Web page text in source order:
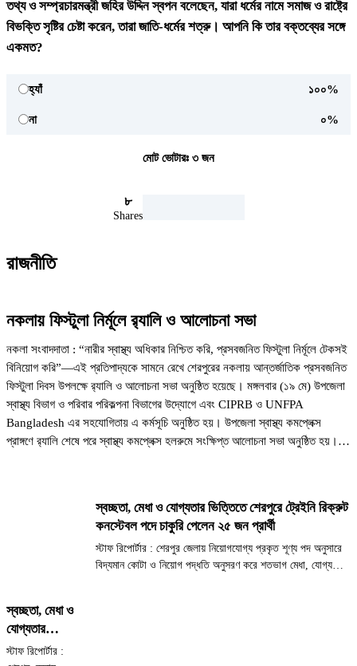
তথ্য ও সম্প্রচারমন্ত্রী জহির উদ্দিন স্বপন বলেছেন, যারা ধর্মের নামে সমাজ ও রাষ্ট্রে
বিভক্তি সৃষ্টির চেষ্টা করেন, তারা জাতি-ধর্মের শত্রু। আপনি কি তার বক্তব্যের সঙ্গে
একমত?
হ্যাঁ ১০০%
না ০%
মোট ভোটারঃ ৩জন
৮
Shares
রাজনীতি
নকলায় ফিস্টুলা নির্মূলে র‍্যালি ও আলোচনা সভা
নকলা সংবাদদাতা : “নারীর স্বাস্থ্য অধিকার নিশ্চিত করি, প্রসবজনিত ফিস্টুলা নির্মূলে টেকসই
বিনিয়োগ করি”—এই প্রতিপাদ্যকে সামনে রেখে শেরপুরের নকলায় আন্তর্জাতিক প্রসবজনিত
ফিস্টুলা দিবস উপলক্ষে র‍্যালি ও আলোচনা সভা অনুষ্ঠিত হয়েছে। মঙ্গলবার (১৯ মে) উপজেলা
স্বাস্থ্য বিভাগ ও পরিবার পরিকল্পনা বিভাগের উদ্যোগে এবং CIPRB ও UNFPA
Bangladesh এর সহযোগিতায় এ কর্মসূচি অনুষ্ঠিত হয়। উপজেলা স্বাস্থ্য কমপ্লেক্স
প্রাঙ্গণে র‍্যালি শেষে পরে স্বাস্থ্য কমপ্লেক্স হলরুমে সংক্ষিপ্ত আলোচনা সভা অনুষ্ঠিত হয়।
স্বচ্ছতা, মেধা ও যোগ্যতার ভিত্তিতে শেরপুরে ট্রেইনি রিক্রুট
কনস্টেবল পদে চাকুরি পেলেন ২৫ জন প্রার্থী
স্টাফ রিপোর্টার : শেরপুর জেলায় নিয়োগযোগ্য প্রকৃত শূণ্য পদ অনুসারে
বিদ্যমান কোটা ও নিয়োগ পদ্ধতি অনুসরণ করে শতভাগ মেধা, যোগ্যতা ও
স্বচ্ছতা, মেধা ও
যোগ্যতার
ভিত্তিতে শেরপুরে
স্টাফ রিপোর্টার :